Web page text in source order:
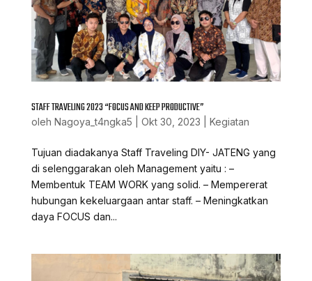
STAFF TRAVELING 2023 “FOCUS AND KEEP PRODUCTIVE”
oleh Nagoya_t4ngka5 Okt 30, 2023 Kegiatan
Tujuan diadakanya Staff Traveling DIY- JATENG yang
di selenggarakan oleh Management yaitu : –
Membentuk TEAM WORK yang solid. – Mempererat
hubungan kekeluargaan antar staff. – Meningkatkan
daya FOCUS dan...